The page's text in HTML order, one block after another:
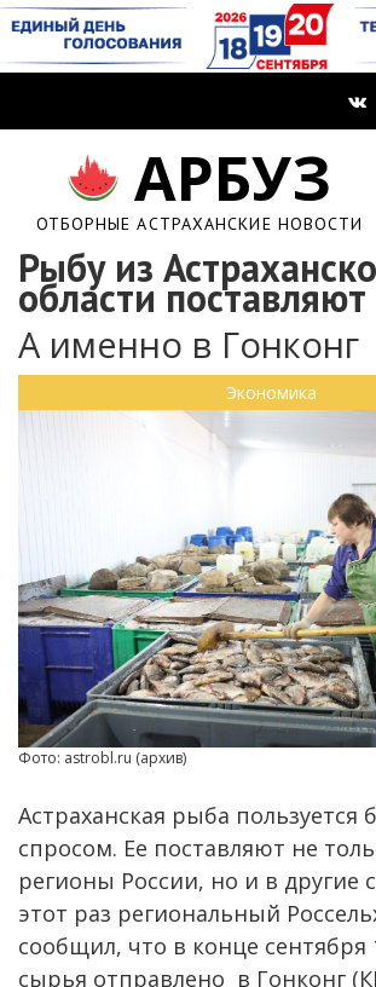
АРБУЗ
ОТБОРНЫЕ АСТРАХАНСКИЕ НОВОСТИ
Рыбу из
области
А именно в Гонконг
Экономика
Фото: astrobl.ru (архив)
Астраханская рыба пользуется
спросом. Ее поставляют не
регионы России, но и в другие
этот раз региональный
сообщил, что в конце сентября
сырья отправлено в Гонконг